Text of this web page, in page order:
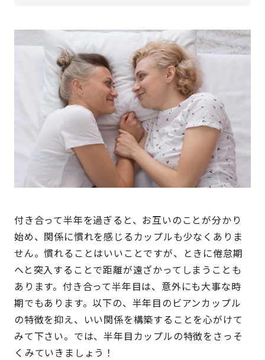
付き合って半年を過ぎると、お互いのことが分かり
始め、関係に慣れを感じるカップルも少なくありま
せん。慣れることはいいことですが、ときに倦怠期
へと突入することで距離が遠ざかってしまうことも
あります。付き合って半年目は、意外にも大事な時
期でもあります。以下の、半年目のビアンカップル
の特徴を抑え、いい関係を構築することを心がけて
みて下さい。では、半年目カップルの特徴をさっそ
くみていきましょう！